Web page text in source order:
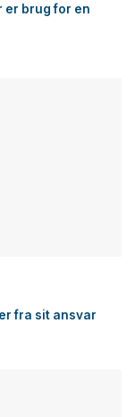
er brug for en
fra sit ansvar